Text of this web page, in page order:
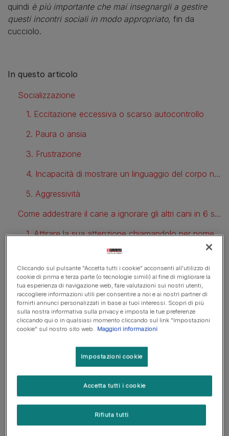
quindi è più importante che mai insegnargli a gestire
questi incontri sociali in modo appropriato, fin da
cucciolo.
In questo articolo
Socializzazione
1. Eccitazione eccessiva o scarso autocontrollo
2. Paura o ansia
3. Frustrazione
4. Incapacità di mostrare un linguaggio del corpo naturale
5. Aggressività
Come addestrare il cane a ignorare gli altri cani in 6 semplici passi
1. Attirare la sua attenzione chiamandolo per nome
2. Evitare i luoghi con molti cani
3. Distraetelo quando incontra altri cani
4. La pratica è fondamentale
5. Offrire opportunità di gioco
6. Utilizzare un guinzaglio lungo ed evitare di tirarlo.
Socializzazione
Cliccando sul pulsante "Accetta tutti i cookie" acconsenti all'utilizzo di
cookie di prima e terza parte (o tecnologie simili) al fine di migliorare la
tua esperienza di navigazione web, fare valutazioni sui nostri utenti,
raccogliere informazioni utili per consentire a noi e ai nostri partner di
fornirti annunci personalizzati in base ai tuoi interessi. Scopri di più
sulla nostra informativa sulla privacy e imposta le tue preferenze
cliccando qui o in qualsiasi momento cliccando sul link "Impostazioni
cookie" sul nostro sito web. Maggiori informazioni
Impostazioni cookie
Rifiuta tutti
Accetta tutti i cookie